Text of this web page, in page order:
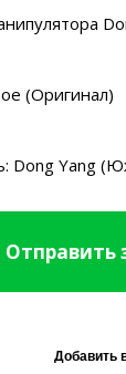
(Оригинал)
Dong Yang
Отправить